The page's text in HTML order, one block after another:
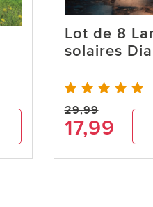
Lot de 8
solaires
29,99
17,99